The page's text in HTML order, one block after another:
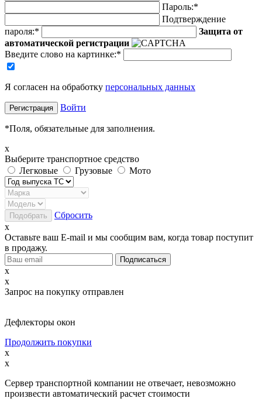
Пароль:*
Подтверждение
пароля:*
Защита от
автоматической регистрации
Введите слово на картинке:*
Я согласен на обработку персональных данных
Войти
*Поля, обязательные для заполнения.
x
Выберите транспортное средство
Легковые
Грузовые Мото
Сбросить
x
Оставьте ваш E-mail и мы сообщим вам, когда товар поступит
в продажу.
x
x
Запрос на покупку отправлен
Дефлекторы окон
Продолжить покупки
x
x
Сервер транспортной компании не отвечает, невозможно
произвести автоматический расчет стоимости